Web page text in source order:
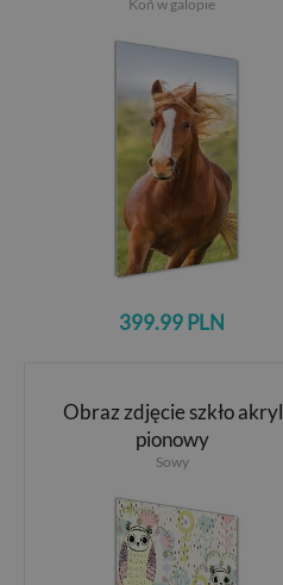
Koń w galopie
399.99 PLN
Obraz zdjęcie szkło akryl
pionowy
Sowy